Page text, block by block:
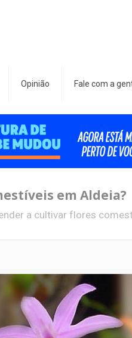
Opinião Fale com a
em Aldeia?
a cultivar flores